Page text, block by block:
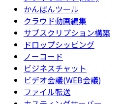
かんばんツール
クラウド動画編集
サブスクリプション構築
ドロップシッピング
ノーコード
ビジネスチャット
ビデオ会議(WEB会議)
ファイル転送